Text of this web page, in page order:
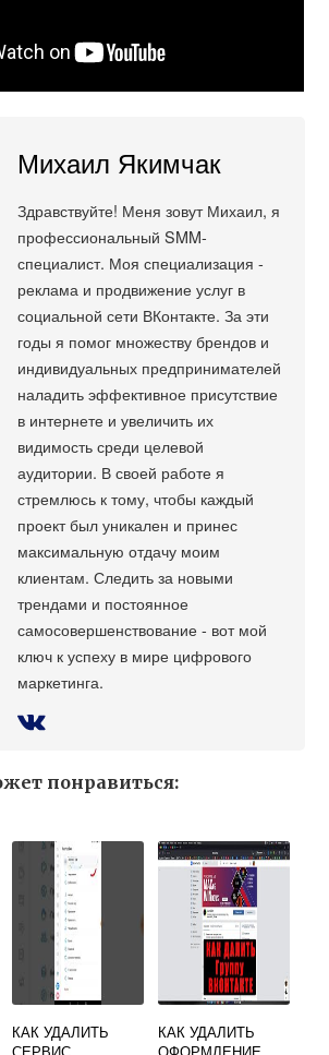
Михаил Якимчак
Здравствуйте! Меня зовут Михаил, я
профессиональный SMM-
специалист. Моя специализация -
реклама и продвижение услуг в
социальной сети ВКонтакте. За эти
годы я помог множеству брендов и
индивидуальных предпринимателей
наладить эффективное присутствие
в интернете и увеличить их
видимость среди целевой
аудитории. В своей работе я
стремлюсь к тому, чтобы каждый
проект был уникален и принес
максимальную отдачу моим
клиентам. Следить за новыми
трендами и постоянное
самосовершенствование - вот мой
ключ к успеху в мире цифрового
маркетинга.
понравиться:
КАК УДАЛИТЬ
КАК УДАЛИТЬ